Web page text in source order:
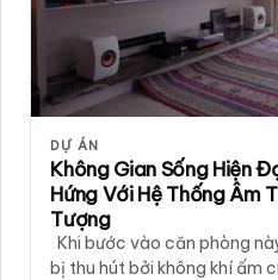
DỰ ÁN
Không Gian Sống Hiện
Hứng Với Hệ Thống Âm
Tượng
Khi bước vào căn phòng
bị thu hút bởi không khí ấm